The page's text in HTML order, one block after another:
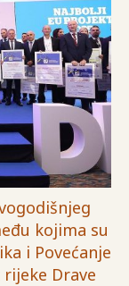
kojima su
i Povećanje
Drave